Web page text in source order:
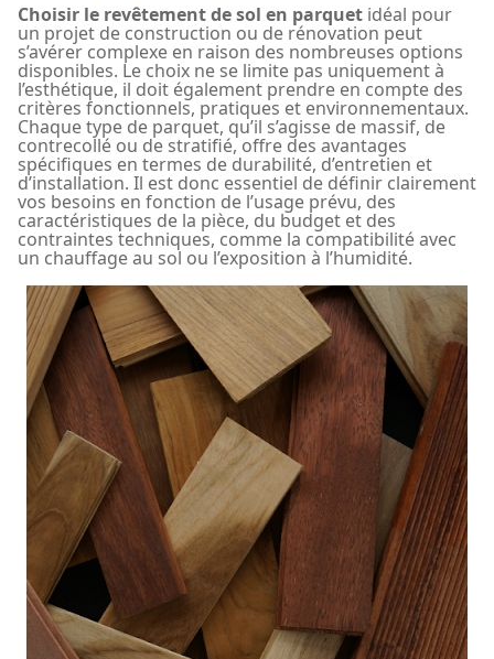
Choisir le revêtement de sol en parquet idéal pour
un projet de construction ou de rénovation peut
s’avérer complexe en raison des nombreuses options
disponibles. Le choix ne se limite pas uniquement à
l’esthétique, il doit également prendre en compte des
critères fonctionnels, pratiques et environnementaux.
Chaque type de parquet, qu’il s’agisse de massif, de
contrecollé ou de stratifié, offre des avantages
spécifiques en termes de durabilité, d’entretien et
d’installation. Il est donc essentiel de définir clairement
vos besoins en fonction de l’usage prévu, des
caractéristiques de la pièce, du budget et des
contraintes techniques, comme la compatibilité avec
un chauffage au sol ou l’exposition à l’humidité.